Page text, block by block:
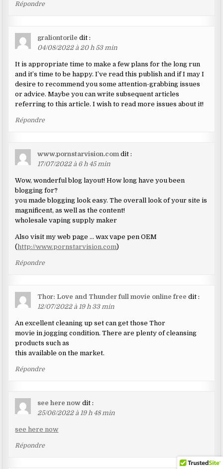
Répondre
graliontorile dit :
04/08/2022 à 20 h 53 min
It is appropriate time to make a few plans for the long run
and it’s time to be happy. I’ve read this publish and if I may I
desire to recommend you some attention-grabbing issues
or advice. Maybe you can write subsequent articles
referring to this article. I wish to read more issues about it!
Répondre
www.pornstarvision.com dit :
17/07/2022 à 6 h 45 min
Wow, wonderful blog layout! How long have you been
blogging for?
you made blogging look easy. The overall look of your site is
magnificent, as well as the content!
wholesale vaping supply maker
Also visit my web page … wax vape pen OEM
(http://www.pornstarvision.com)
Répondre
Thor: Love and Thunder full movie online free dit :
12/07/2022 à 19 h 33 min
An excellent cleaning up set can get those Thor
movie in jogging condition. There are plenty of cleansing
products such as
this available on the market.
Répondre
see here now dit :
25/06/2022 à 19 h 48 min
see here now
Répondre